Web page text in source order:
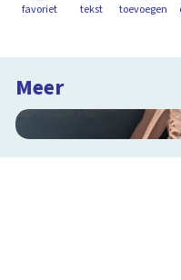
favoriet tekst toevoegen
Meer